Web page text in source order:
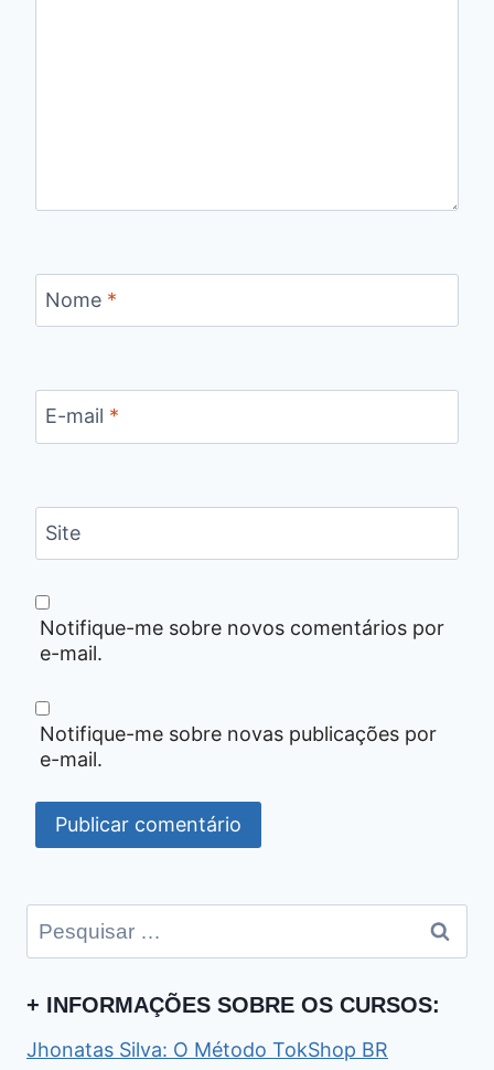
Nome *
E-mail *
Site
Notifique-me sobre novos comentários por
e-mail.
Notifique-me sobre novas publicações por
e-mail.
Pesquisar
por:
+ INFORMAÇÕES SOBRE OS CURSOS:
Jhonatas Silva: O Método TokShop BR